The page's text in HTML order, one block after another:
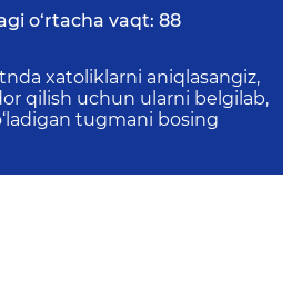
o‘rtacha vaqt: 88
xatoliklarni aniqlasangiz,
qilish uchun ularni belgilab,
tugmani bosing